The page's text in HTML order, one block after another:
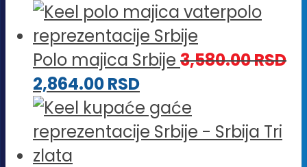
Polo majica Srbije 3,580.00RSD
2,864.00RSD